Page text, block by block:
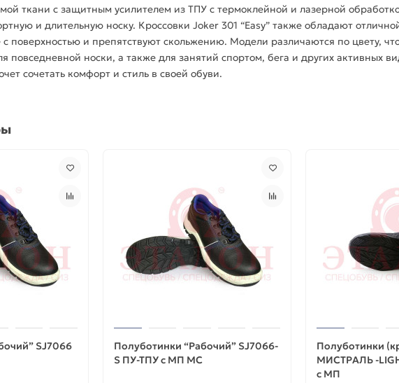
ткани с защитным усилителем из ТПУ c термоклейной и лазерной
и длительную носку. Кроссовки Joker 301 “Easy” также обладают
поверхностью и препятствуют скольжению. Модели различаются по цвету,
повседневной носки, а также для занятий спортом, бега и других активных
сочетать комфорт и стиль в своей обуви.
SJ7066
Полуботинки “Рабочий” SJ7066-
S ПУ-ТПУ с МП МС
Полуботинки
МИСТРАЛЬ -
с МП